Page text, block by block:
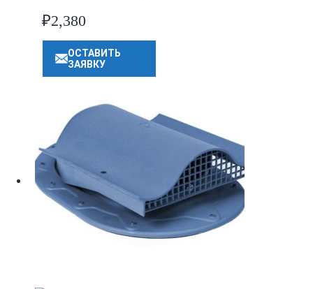
₽2,380
ОСТАВИТЬ
ЗАЯВКУ